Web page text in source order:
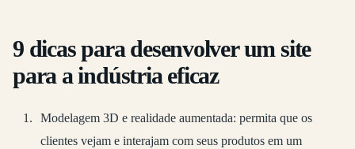
9 dicas para desenvolver um site
para a indústria eficaz
Modelagem 3D e realidade aumentada: permita que os
clientes vejam e interajam com seus produtos em um